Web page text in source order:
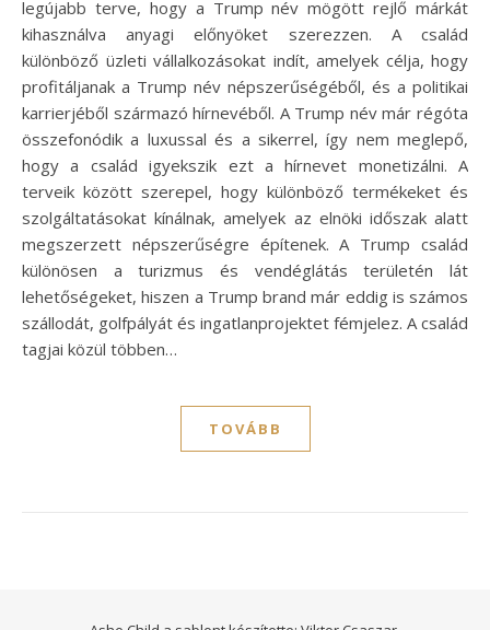
legújabb terve, hogy a Trump név mögött rejlő márkát
kihasználva anyagi előnyöket szerezzen. A család
különböző üzleti vállalkozásokat indít, amelyek célja, hogy
profitáljanak a Trump név népszerűségéből, és a politikai
karrierjéből származó hírnevéből. A Trump név már régóta
összefonódik a luxussal és a sikerrel, így nem meglepő,
hogy a család igyekszik ezt a hírnevet monetizálni. A
terveik között szerepel, hogy különböző termékeket és
szolgáltatásokat kínálnak, amelyek az elnöki időszak alatt
megszerzett népszerűségre építenek. A Trump család
különösen a turizmus és vendéglátás területén lát
lehetőségeket, hiszen a Trump brand már eddig is számos
szállodát, golfpályát és ingatlanprojektet fémjelez. A család
tagjai közül többen…
TOVÁBB